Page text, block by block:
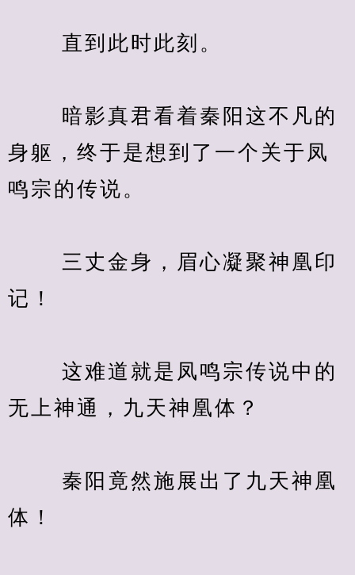
直到此时此刻。
暗影真君看着秦阳这不凡的
身躯，终于是想到了一个关于凤
鸣宗的传说。
三丈金身，眉心凝聚神凰印
记！
这难道就是凤鸣宗传说中的
无上神通，九天神凰体？
秦阳竟然施展出了九天神凰
体！